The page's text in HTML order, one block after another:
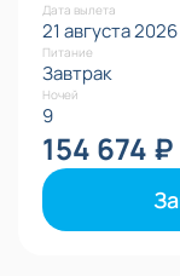
Дата вылета
21 августа
Питание
Завтрак
Ночей
9
154 674 ₽